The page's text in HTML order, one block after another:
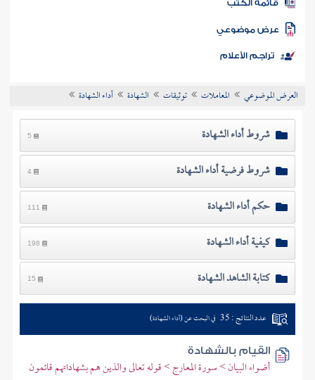
المكتبة
الكتب
موضوعي
تراجم الأعلام
العرض الموضوعي المعاملات توثيقات الشهادة أداء الشهادة
شروط أداء الشهادة 5
شروط فرضية أداء الشهادة 4
حكم أداء الشهادة 111
كيفية أداء الشهادة 198
كتابة الشاهد الشهادة 15
عدد النتائج : 35 في البحث عن (أداء الشهادة)
القيام بالشهادة
أضواء البيان > سورة المعارج > قوله تعالى والذين هم بشهاداتهم قائمون